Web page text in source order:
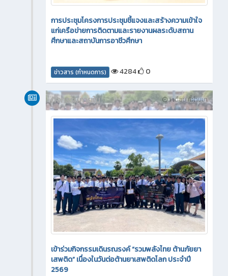
การประชุมโครงการประชุมชี้แจงและสร้างความเข้าใจ
แก่เครือข่ายการติดตามและรายงานผลระดับสถาน
ศึกษาและสถาบันการอาชีวศึกษา
ข่าวสาร (กำหนดการ) 4284 0
1 เดือน ที่ผ่านมา
กิจกรรมภายใน
เข้าร่วมกิจกรรมเดินรณรงค์ “รวมพลังไทย ต้านภัยยา
เสพติด” เนื่องในวันต่อต้านยาเสพติดโลก ประจำปี
2569